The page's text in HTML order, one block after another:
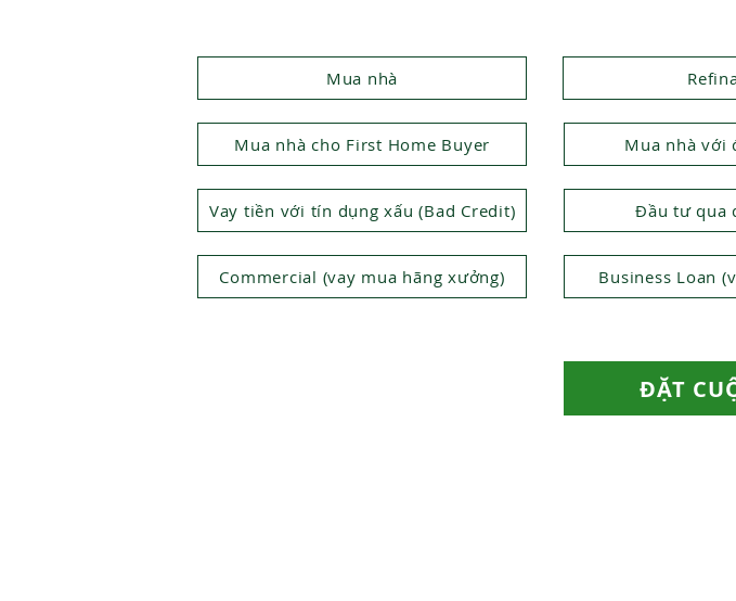
Mua nhà
Mua nhà cho First Home Buyer
Vay tiền với tín dụng xấu (Bad Credit)
Commercial (vay mua hãng xưởng)
Mua nhà với
Đầu tư qua
Business Loan
ĐẶT